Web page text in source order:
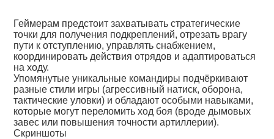
Геймерам предстоит захватывать стратегические
точки для получения подкреплений, отрезать врагу
пути к отступлению, управлять снабжением,
координировать действия отрядов и адаптироваться
на ходу.
Упомянутые уникальные командиры подчёркивают
разные стили игры (агрессивный натиск, оборона,
тактические уловки) и обладают особыми навыками,
которые могут переломить ход боя (вроде дымовых
завес или повышения точности артиллерии).
Скриншоты